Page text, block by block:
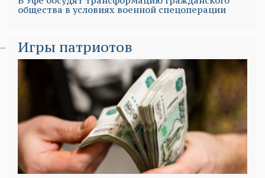
общества в условиях военной спецоперации
Игры патриотов